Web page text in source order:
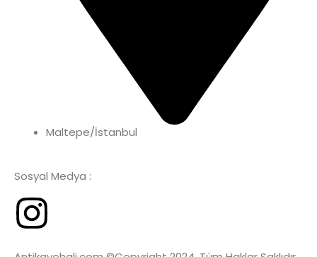
Maltepe/İstanbul
Sosyal Medya :